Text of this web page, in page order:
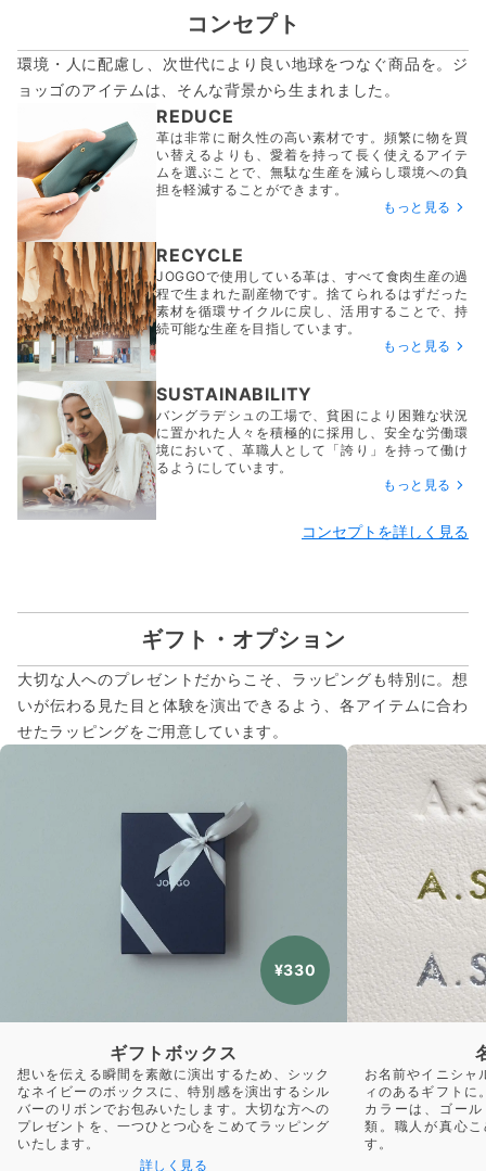
コンセプト
環境・人に配慮し、次世代により良い地球をつなぐ商品を。ジ
ョッゴのアイテムは、 そんな背景から生まれました。
REDUCE
革は非常に耐久性の高い素材です。頻繁に物を買
い替えるよりも、愛着を持って長く使えるアイテ
ムを選ぶことで、無駄な生産を減らし環境への負
担を軽減することができます。
もっと見る
RECYCLE
JOGGOで使用している革は、すべて食肉生産の過
程で生まれた副産物です。捨てられるはずだった
素材を循環サイクルに戻し、活用することで、持
続可能な生産を目指しています。
もっと見る
SUSTAINABILITY
バングラデシュの工場で、貧困により困難な状況
に置かれた人々を積極的に採用し、安全な労働環
境において、革職人として「誇り」を持って働け
るようにしています。
もっと見る
コンセプトを詳しく見る
ギフト・オプション
大切な人へのプレゼントだからこそ、ラッピングも特別に。想
いが伝わる見た目と体験を演出できるよう、各アイテムに合わ
せたラッピングをご用意しています。
¥330
ギフトボックス
想いを伝える瞬間を素敵に演出するため、シック
なネイビーのボックスに、特別感を演出するシル
バーのリボンでお包みいたします。大切な方への
プレゼントを、一つひとつ心をこめてラッピング
いたします。
詳しく見る
お名前やイニシャ
ィのあるギフトに
カラーは、ゴー
類。職人が真心
す。